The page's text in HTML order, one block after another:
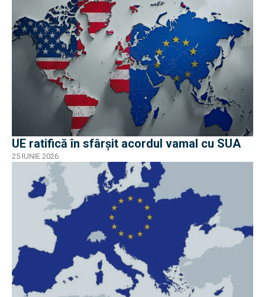
UE ratifică în sfârșit acordul vamal cu SUA
25 IUNIE 2026